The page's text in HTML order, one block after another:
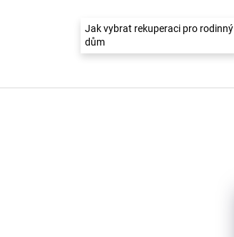
Jak vybrat rekuperaci pro rodinný
dům